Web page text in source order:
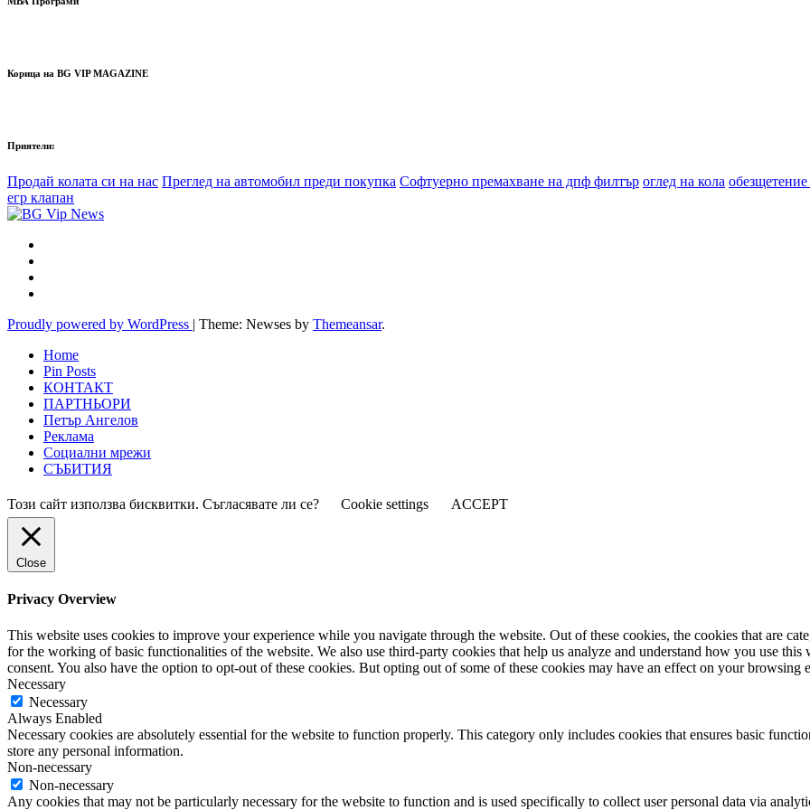
Корица на BG VIP MAGAZINE
Приятели:
Продай колата си на нас Преглед на автомобил преди покупка Софтуерно премахване на дпф филтър оглед на кола
егр клапан
Proudly powered by WordPress | Theme: Newses by Themeansar.
Home
Pin Posts
КОНТАКТ
ПАРТНЬОРИ
Петър Ангелов
Реклама
Социални мрежи
СЪБИТИЯ
Този сайт използва бисквитки. Съгласявате ли се? Cookie settings ACCEPT
Close
Privacy Overview
This website uses cookies to improve your experience while you navigate through the website. Out of these cookies, the cookies that are
for the working of basic functionalities of the website. We also use third-party cookies that help us analyze and understand how you use
consent. You also have the option to opt-out of these cookies. But opting out of some of these cookies may have an effect on your browsing
Necessary
Necessary
Always Enabled
Necessary cookies are absolutely essential for the website to function properly. This category only includes cookies that ensures basic
store any personal information.
Non-necessary
Non-necessary
Any cookies that may not be particularly necessary for the website to function and is used specifically to collect user personal data via